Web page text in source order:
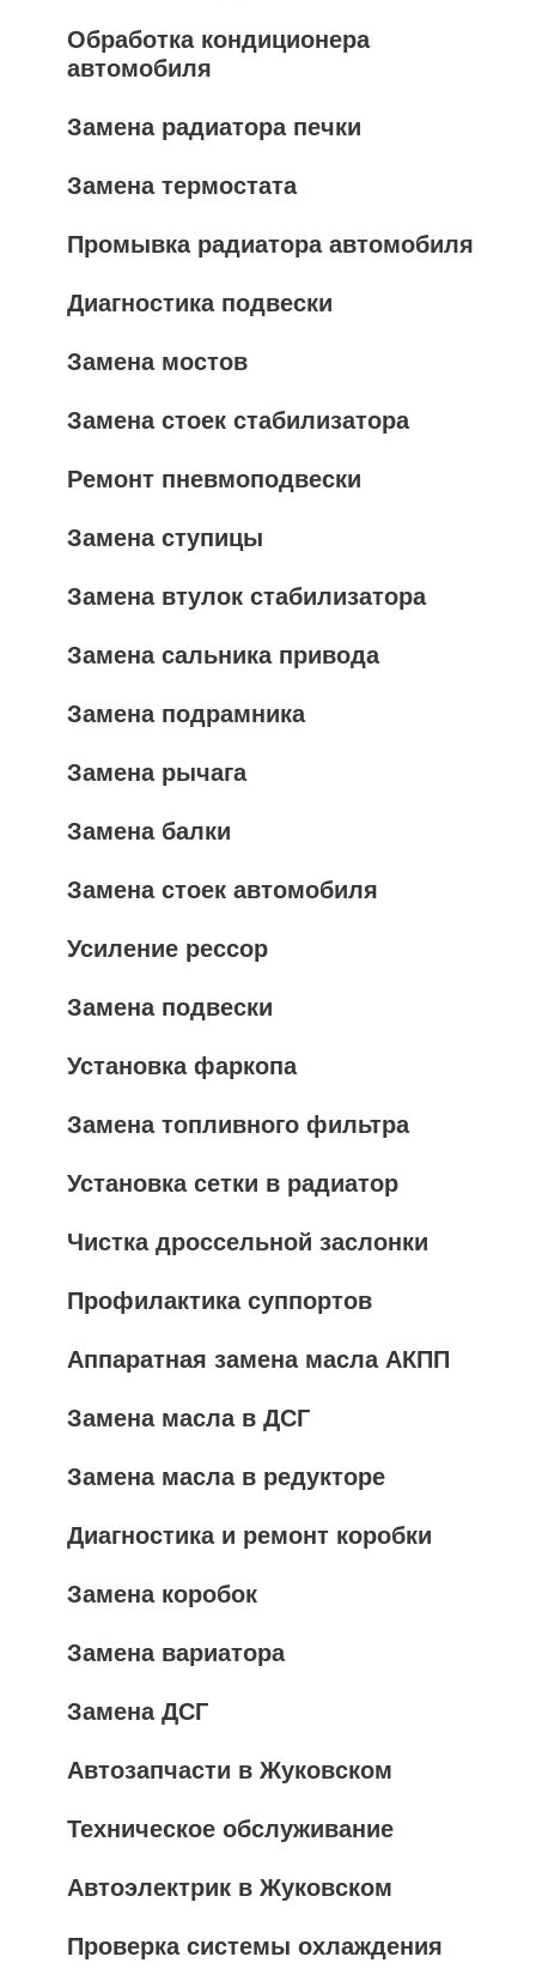
Обработка кондиционера
автомобиля
Замена радиатора печки
Замена термостата
Промывка радиатора автомобиля
Диагностика подвески
Замена мостов
Замена стоек стабилизатора
Ремонт пневмоподвески
Замена ступицы
Замена втулок стабилизатора
Замена сальника привода
Замена подрамника
Замена рычага
Замена балки
Замена стоек автомобиля
Усиление рессор
Замена подвески
Установка фаркопа
Замена топливного фильтра
Установка сетки в радиатор
Чистка дроссельной заслонки
Профилактика суппортов
Аппаратная замена масла АКПП
Замена масла в ДСГ
Замена масла в редукторе
Диагностика и ремонт коробки
Замена коробок
Замена вариатора
Замена ДСГ
Автозапчасти в Жуковском
Техническое обслуживание
Автоэлектрик в Жуковском
Проверка системы охлаждения